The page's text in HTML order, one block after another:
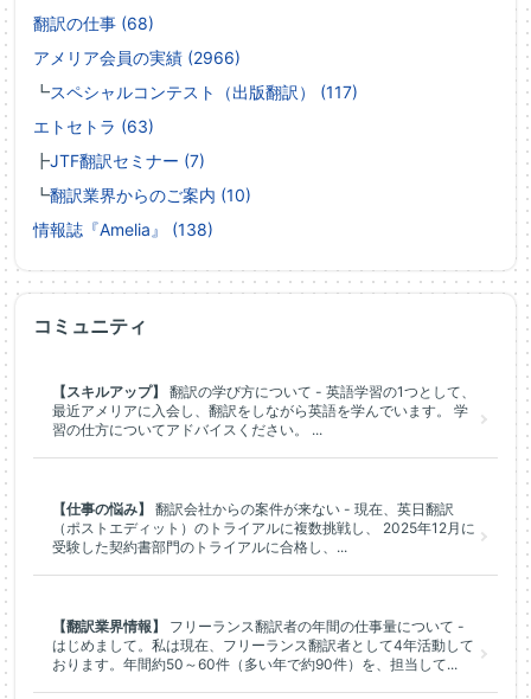
翻訳の仕事 (68)
アメリア会員の実績 (2966)
┗スペシャルコンテスト（出版翻訳） (117)
エトセトラ (63)
┣JTF翻訳セミナー (7)
┗翻訳業界からのご案内 (10)
情報誌『Amelia』 (138)
コミュニティ
【スキルアップ】
翻訳の学び方について - 英語学習の1つとして、
最近アメリアに入会し、翻訳をしながら英語を学んでいます。 学
習の仕方についてアドバイスください。 ...
【仕事の悩み】
翻訳会社からの案件が来ない - 現在、英日翻訳
（ポストエディット）のトライアルに複数挑戦し、 2025年12月に
受験した契約書部門のトライアルに合格し、...
【翻訳業界情報】
フリーランス翻訳者の年間の仕事量について -
はじめまして。私は現在、フリーランス翻訳者として4年活動して
おります。年間約50～60件（多い年で約90件）を、担当して...